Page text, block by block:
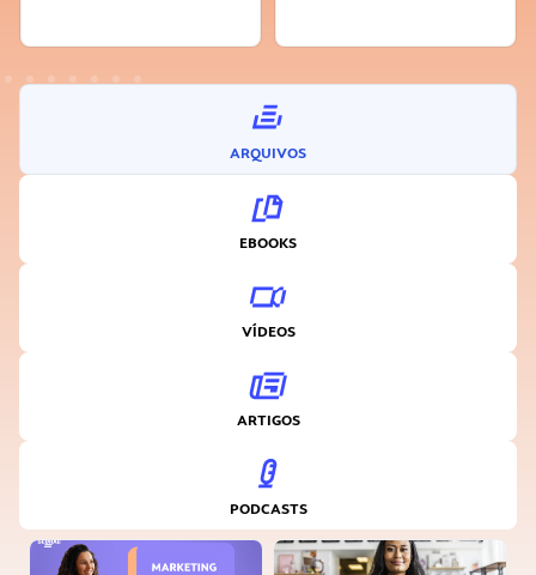
ARQUIVOS
EBOOKS
VÍDEOS
ARTIGOS
PODCASTS